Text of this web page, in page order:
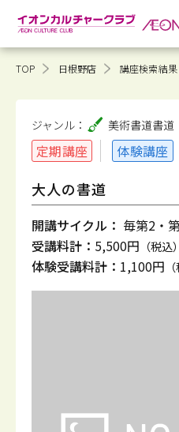
TOP 日根野店 講座検索結果
ジャンル： 美術書道書道
定期講座 体験講座
大人の書道
開講サイクル： 毎第2・
受講料計： 5,500円 （税
体験受講料計： 1,100円